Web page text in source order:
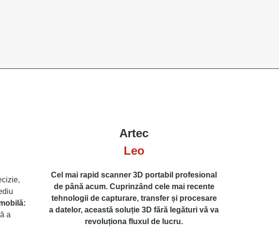
a
Artec
Leo
Cel mai rapid scanner 3D portabil profesional
de până acum. Cuprinzând cele mai recente
tehnologii de capturare, transfer și procesare
a datelor, această soluție 3D fără legături vă va
revoluționa fluxul de lucru.